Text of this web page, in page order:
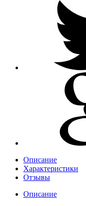
Описание
Характеристики
Отзывы
Описание